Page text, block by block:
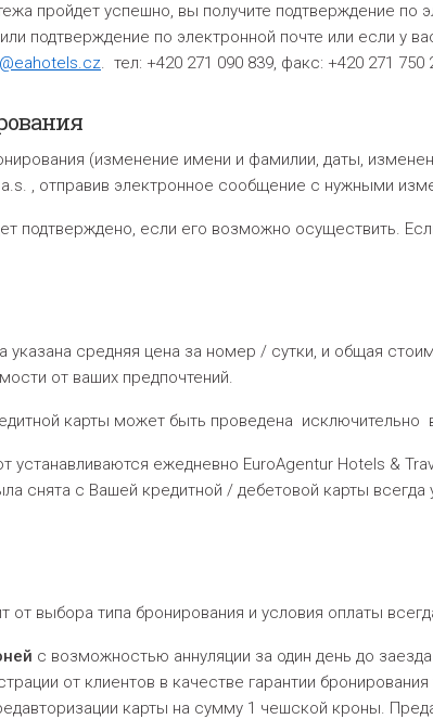
пройдет успешно, вы получите подтверждение
подтверждение по электронной почте или если у
. тел: +420 271 090 839, факс: +420 271
(изменение имени и фамилии, даты,
, отправив электронное сообщение с нужными
подтверждено, если его возможно осуществить.
указана средняя цена за номер / сутки, и общая
от ваших предпочтений.
карты может быть проведена исключительно
устанавливаются ежедневно EuroAgentur Hotels &
снята с Вашей кредитной / дебетовой карты
выбора типа бронирования и условия оплаты
с возможностью аннуляции за один день до
от клиентов в качестве гарантии
карты на сумму 1 чешской кроны.